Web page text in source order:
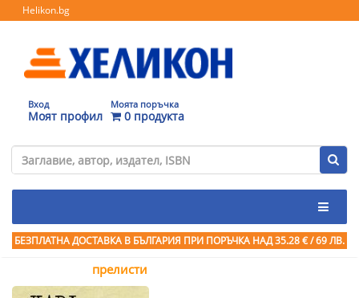
Helikon.bg
Вход
Моят профил
Моята поръчка
0 продукта
БЕЗПЛАТНА ДОСТАВКА В БЪЛГАРИЯ ПРИ ПОРЪЧКА НАД 35.28 € / 69 ЛВ.
прелисти